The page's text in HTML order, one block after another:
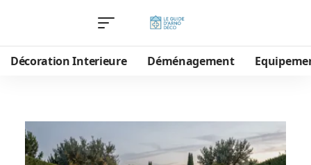
Décoration Interieure Déménagement